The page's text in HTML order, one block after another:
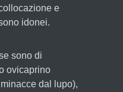
e
idonei.
sono di
ovicaprino
dal lupo),